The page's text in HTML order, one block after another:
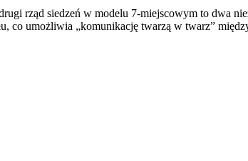
rząd siedzeń w modelu 7-miejscowym to dwa
co umożliwia „komunikację twarzą w twarz”